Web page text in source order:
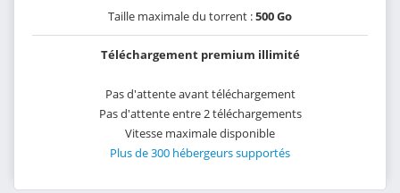
Taille maximale du torrent :500 Go
Téléchargement premium illimité
Pas d'attente avant téléchargement
Pas d'attente entre 2 téléchargements
Vitesse maximale disponible
Plus de 300 hébergeurs supportés